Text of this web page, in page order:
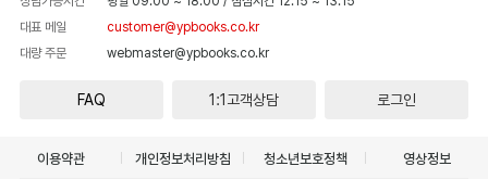
대표 메일
customer@ypbooks.co.kr
대량 주문
webmaster@ypbooks.co.kr
FAQ 1:1고객상담 로그인
이용약관 개인정보처리방침 청소년보호정책 영상정보